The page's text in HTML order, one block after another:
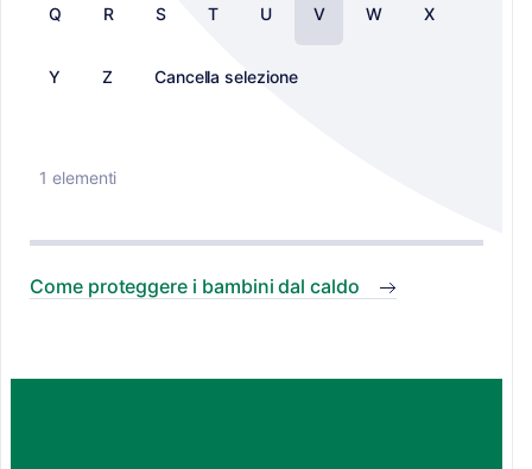
Q R S T U V W X
Y Z Cancella selezione
1 elementi
Come proteggere i bambini dal caldo